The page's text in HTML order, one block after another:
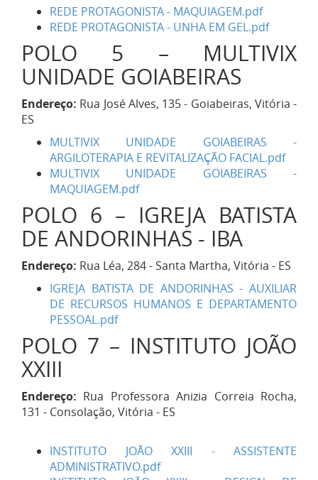
REDE PROTAGONISTA - MAQUIAGEM.pdf
REDE PROTAGONISTA - UNHA EM GEL.pdf
POLO 5 – MULTIVIX
UNIDADE GOIABEIRAS
Endereço: Rua José Alves, 135 - Goiabeiras, Vitória -
ES
MULTIVIX UNIDADE GOIABEIRAS -
ARGILOTERAPIA E REVITALIZAÇÃO FACIAL.pdf
MULTIVIX UNIDADE GOIABEIRAS -
MAQUIAGEM.pdf
POLO 6 – IGREJA BATISTA
DE ANDORINHAS - IBA
Endereço: Rua Léa, 284 - Santa Martha, Vitória - ES
IGREJA BATISTA DE ANDORINHAS - AUXILIAR
DE RECURSOS HUMANOS E DEPARTAMENTO
PESSOAL.pdf
POLO 7 – INSTITUTO JOÃO
XXIII
Endereço: Rua Professora Anizia Correia Rocha,
131 - Consolação, Vitória - ES
INSTITUTO JOÃO XXIII - ASSISTENTE
ADMINISTRATIVO.pdf